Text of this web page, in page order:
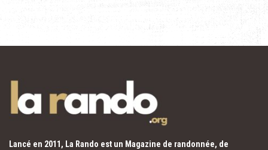
Lancé en 2011, La Rando est un Magazine de randonnée, de